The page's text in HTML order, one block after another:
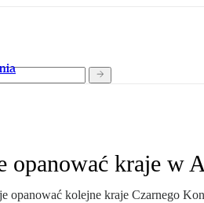
opanować kraje w
opanować kolejne kraje Czarnego